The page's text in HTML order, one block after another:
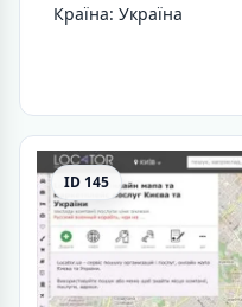
Країна: Україна
ID 145